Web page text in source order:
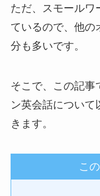
ただ、スモールワ
ているので、他の
分も多いです。
そこで、この記事
ン英会話について
きます。
こ